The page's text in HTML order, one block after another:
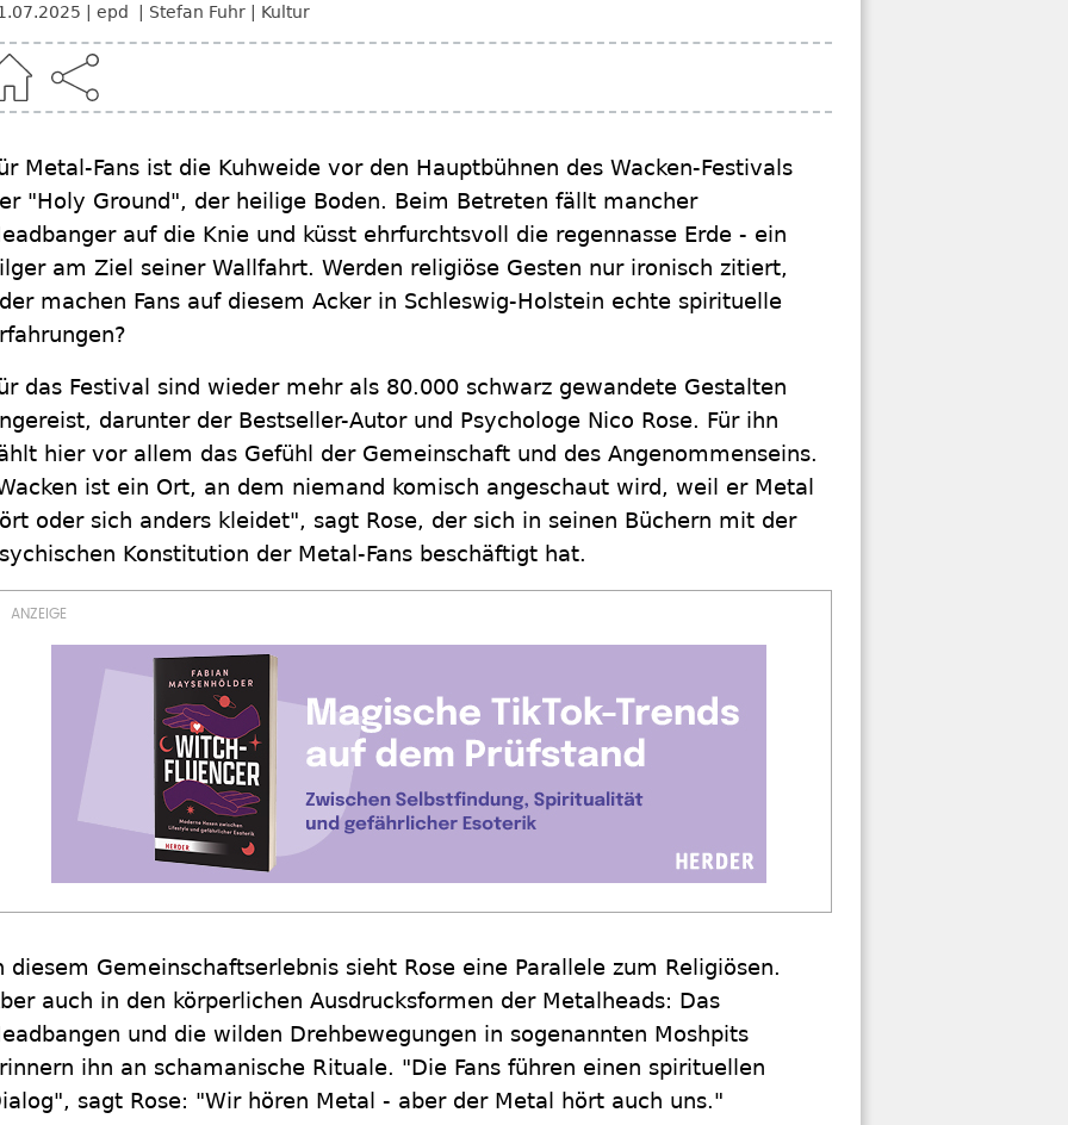
epd Stefan Fuhr Kultur
Metal-Fans ist die Kuhweide vor den Hauptbühnen des Wacken-Festivals
"Holy Ground", der heilige Boden. Beim Betreten fällt mancher
auf die Knie und küsst ehrfurchtsvoll die regennasse Erde - ein
am Ziel seiner Wallfahrt. Werden religiöse Gesten nur ironisch zitiert,
machen Fans auf diesem Acker in Schleswig-Holstein echte spirituelle
das Festival sind wieder mehr als 80.000 schwarz gewandete Gestalten
darunter der Bestseller-Autor und Psychologe Nico Rose. Für ihn
hier vor allem das Gefühl der Gemeinschaft und des Angenommenseins.
ist ein Ort, an dem niemand komisch angeschaut wird, weil er Metal
oder sich anders kleidet", sagt Rose, der sich in seinen Büchern mit der
Konstitution der Metal-Fans beschäftigt hat.
diesem Gemeinschaftserlebnis sieht Rose eine Parallele zum Religiösen.
auch in den körperlichen Ausdrucksformen der Metalheads: Das
und die wilden Drehbewegungen in sogenannten Moshpits
ihn an schamanische Rituale. "Die Fans führen einen spirituellen
sagt Rose: "Wir hören Metal - aber der Metal hört auch uns."